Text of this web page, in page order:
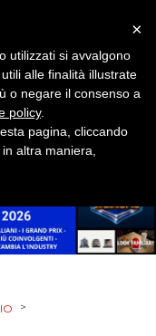
>
×
utilizzati si avvalgono
alle finalità illustrate
o negare il consenso a
policy.
pagina, cliccando
altra maniera,